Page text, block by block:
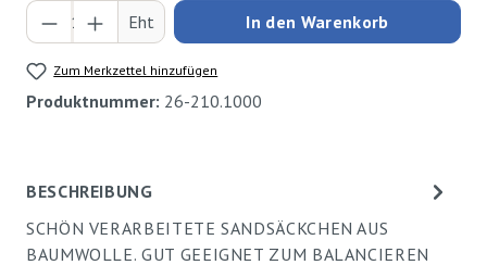
Produkt Anzahl: Gib den gewünschten Wert
Eht In den Warenkorb
Zum Merkzettel hinzufügen
Produktnummer: 26-210.1000
BESCHREIBUNG
SCHÖN VERARBEITETE SANDSÄCKCHEN AUS
BAUMWOLLE. GUT GEEIGNET ZUM BALANCIEREN